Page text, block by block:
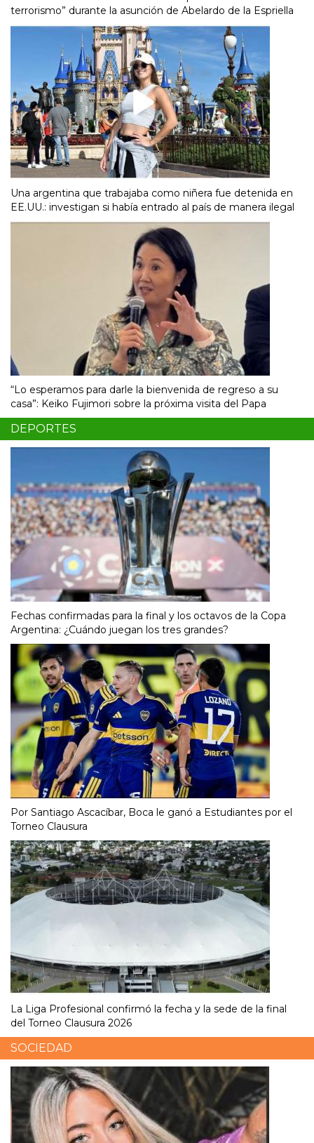
terrorismo” durante la asunción de Abelardo de la Espriella
Una argentina que trabajaba como niñera fue detenida en
EE.UU.: investigan si había entrado al país de manera ilegal
“Lo esperamos para darle la bienvenida de regreso a su
casa”: Keiko Fujimori sobre la próxima visita del Papa
DEPORTES
Fechas confirmadas para la final y los octavos de la Copa
Argentina: ¿Cuándo juegan los tres grandes?
Por Santiago Ascacíbar, Boca le ganó a Estudiantes por el
Torneo Clausura
La Liga Profesional confirmó la fecha y la sede de la final
del Torneo Clausura 2026
SOCIEDAD